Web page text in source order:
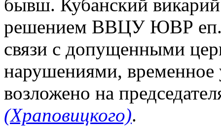
бывш. Кубанский
решением ВВЦУ ЮВР еп.
связи с допущенными
нарушениями, временное
возложено на
(Храповицкого).